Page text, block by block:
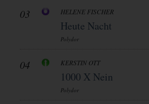
03 HELENE FISCHER
Heute Nacht
Polydor
04 KERSTIN OTT
1000 X Nein
Polydor